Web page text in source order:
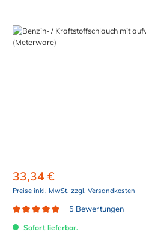
Bildergalerie überspringen
33,34 €
Preise inkl. MwSt. zzgl. Versandkosten
5 Bewertungen
Sofort lieferbar.